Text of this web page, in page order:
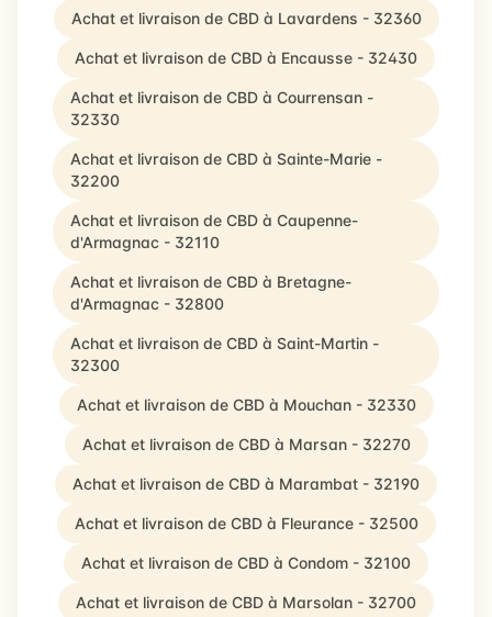
Achat et livraison de CBD à Lavardens - 32360
Achat et livraison de CBD à Encausse - 32430
Achat et livraison de CBD à Courrensan -
32330
Achat et livraison de CBD à Sainte-Marie -
32200
Achat et livraison de CBD à Caupenne-
d'Armagnac - 32110
Achat et livraison de CBD à Bretagne-
d'Armagnac - 32800
Achat et livraison de CBD à Saint-Martin -
32300
Achat et livraison de CBD à Mouchan - 32330
Achat et livraison de CBD à Marsan - 32270
Achat et livraison de CBD à Marambat - 32190
Achat et livraison de CBD à Fleurance - 32500
Achat et livraison de CBD à Condom - 32100
Achat et livraison de CBD à Marsolan - 32700